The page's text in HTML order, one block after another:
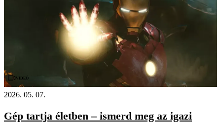
Videó
2026. 05. 07.
Gép tartja életben – ismerd meg az igazi